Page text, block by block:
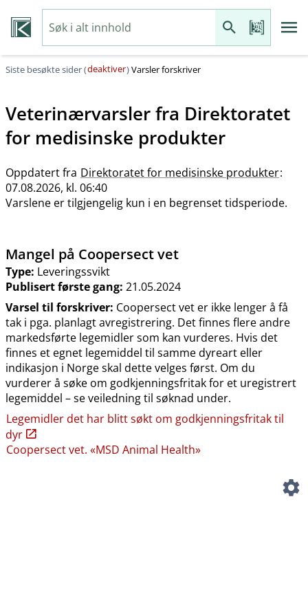
Siste besøkte sider (deaktiver)Varsler forskriver
Veterinærvarsler fra Direktoratet
for medisinske produkter
Oppdatert fra Direktoratet for medisinske produkter:
07.08.2026, kl. 06:40
Varslene er tilgjengelig kun i en begrenset tidsperiode.
Mangel på Coopersect vet
Type: Leveringssvikt
Publisert første gang: 21.05.2024
Varsel til forskriver: Coopersect vet er ikke lenger å få
tak i pga. planlagt avregistrering. Det finnes flere andre
markedsførte legemidler som kan vurderes. Hvis det
finnes et egnet legemiddel til samme dyreart eller
indikasjon i Norge skal dette velges først. Om du
vurderer å søke om godkjenningsfritak for et uregistrert
legemiddel – se veiledning til søknad under.
Legemidler det har blitt søkt om godkjenningsfritak til
dyr
Coopersect vet. «MSD Animal Health»